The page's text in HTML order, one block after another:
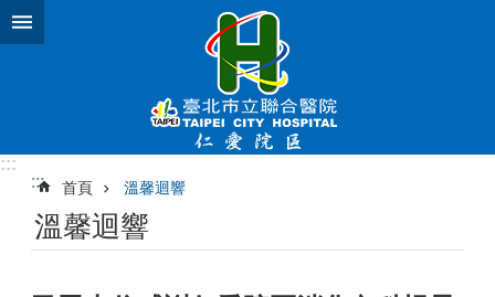
跳到主要內容區塊
:::
:::
首頁 溫馨迴響
溫馨迴響